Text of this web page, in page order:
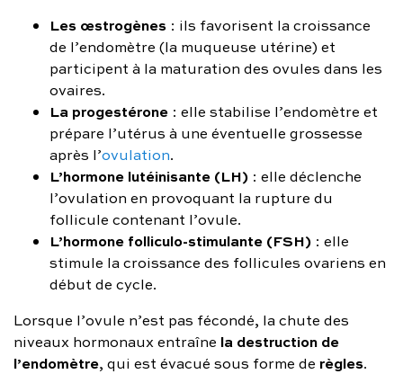
Les œstrogènes : ils favorisent la croissance
de l’endomètre (la muqueuse utérine) et
participent à la maturation des ovules dans les
ovaires.
La progestérone : elle stabilise l’endomètre et
prépare l’utérus à une éventuelle grossesse
après l’ovulation.
L’hormone lutéinisante (LH) : elle déclenche
l’ovulation en provoquant la rupture du
follicule contenant l’ovule.
L’hormone folliculo-stimulante (FSH) : elle
stimule la croissance des follicules ovariens en
début de cycle.
Lorsque l’ovule n’est pas fécondé, la chute des
niveaux hormonaux entraîne la destruction de
l’endomètre, qui est évacué sous forme de règles.